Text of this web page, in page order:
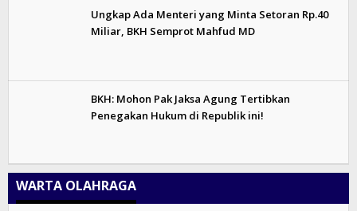
Ungkap Ada Menteri yang Minta Setoran Rp.40
Miliar, BKH Semprot Mahfud MD
BKH: Mohon Pak Jaksa Agung Tertibkan
Penegakan Hukum di Republik ini!
WARTA OLAHRAGA